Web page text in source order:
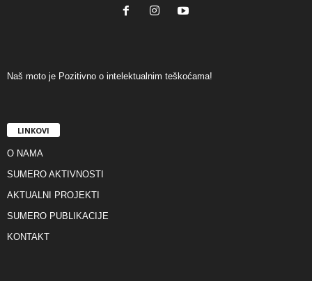
Naš moto je Pozitivno o intelektualnim teškoćama!
LINKOVI
O NAMA
SUMERO AKTIVNOSTI
AKTUALNI PROJEKTI
SUMERO PUBLIKACIJE
KONTAKT